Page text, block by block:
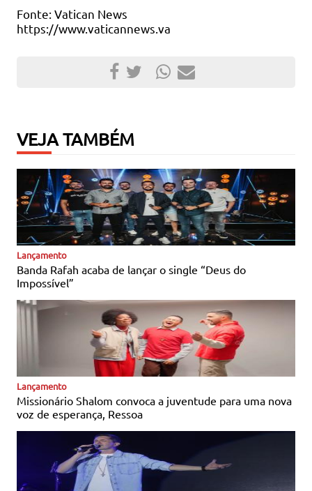
Fonte: Vatican News
https://www.vaticannews.va
VEJA TAMBÉM
Notícias Católicas
Lançamento
Banda Rafah acaba de lançar o single “Deus do
Impossível”
Notícias Católicas
Lançamento
Missionário Shalom convoca a juventude para uma nova
voz de esperança, Ressoa